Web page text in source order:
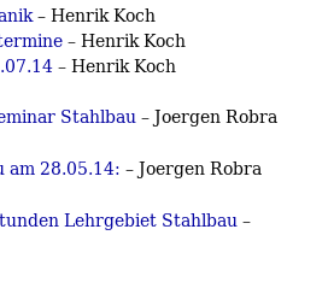
– Henrik Koch
– Henrik Koch
– Henrik Koch
Stahlbau–Joergen Robra
am 28.05.14: –Joergen Robra
Lehrgebiet Stahlbau–